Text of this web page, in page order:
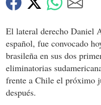
El lateral derecho Daniel
español, fue convocado
brasileña en sus dos
eliminatorias
frente a Chile el próximo
después.